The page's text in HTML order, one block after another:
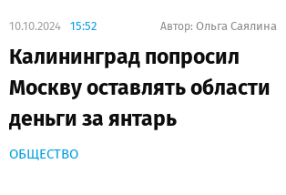
10.10.2024 15:52 Автор: Ольга Саялина
Калининград попросил
Москву оставлять области
деньги за янтарь
ОБЩЕСТВО